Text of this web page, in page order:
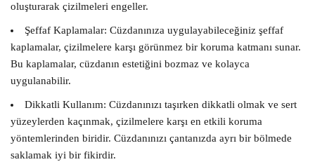
oluşturarak çizilmeleri engeller.
Şeffaf Kaplamalar: Cüzdanınıza uygulayabileceğiniz şeffaf
kaplamalar, çizilmelere karşı görünmez bir koruma katmanı sunar.
Bu kaplamalar, cüzdanın estetiğini bozmaz ve kolayca
uygulanabilir.
Dikkatli Kullanım: Cüzdanınızı taşırken dikkatli olmak ve sert
yüzeylerden kaçınmak, çizilmelere karşı en etkili koruma
yöntemlerinden biridir. Cüzdanınızı çantanızda ayrı bir bölmede
saklamak iyi bir fikirdir.